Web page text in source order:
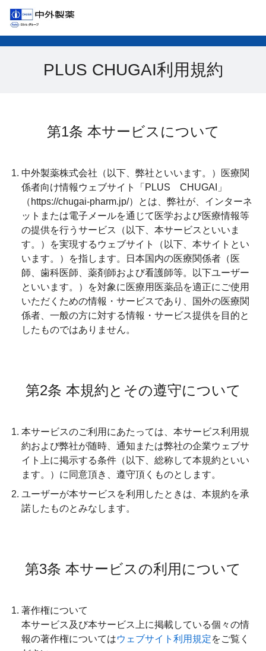
PLUS CHUGAI利用規約
第1条 本サービスについて
中外製薬株式会社（以下、弊社といいます。）医療関
係者向け情報ウェブサイト「PLUS CHUGAI」
（https://chugai-pharm.jp/）とは、弊社が、インターネ
ットまたは電子メールを通じて医学および医療情報等
の提供を行うサービス（以下、本サービスといいま
す。）を実現するウェブサイト（以下、本サイトとい
います。）を指します。日本国内の医療関係者（医
師、歯科医師、薬剤師および看護師等。以下ユーザー
といいます。）を対象に医療用医薬品を適正にご使用
いただくための情報・サービスであり、国外の医療関
係者、一般の方に対する情報・サービス提供を目的と
したものではありません。
第2条 本規約とその遵守について
本サービスのご利用にあたっては、本サービス利用規
約および弊社が随時、通知または弊社の企業ウェブサ
イト上に掲示する条件（以下、総称して本規約といい
ます。）に同意頂き、遵守頂くものとします。
ユーザーが本サービスを利用したときは、本規約を承
諾したものとみなします。
第3条 本サービスの利用について
著作権について
本サービス及び本サービス上に掲載している個々の情
報の著作権についてはウェブサイト利用規定をご覧く